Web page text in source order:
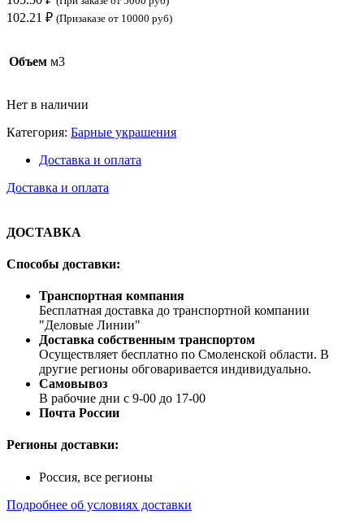
102.21 ₽ (Призаказе от 10000 руб)
Объем м3
Нет в наличии
Категория: Барные украшения
Доставка и оплата
Доставка и оплата
ДОСТАВКА
Способы доставки:
Транспортная компания
Бесплатная доставка до транспортной компании
"Деловые Линии"
Доставка собственным транспортом
Осуществляет бесплатно по Смоленской области. В
другие регионы обговаривается индивидуально.
Самовывоз
В рабочие дни с 9-00 до 17-00
Почта России
Регионы доставки:
Россия, все регионы
Подробнее об условиях доставки